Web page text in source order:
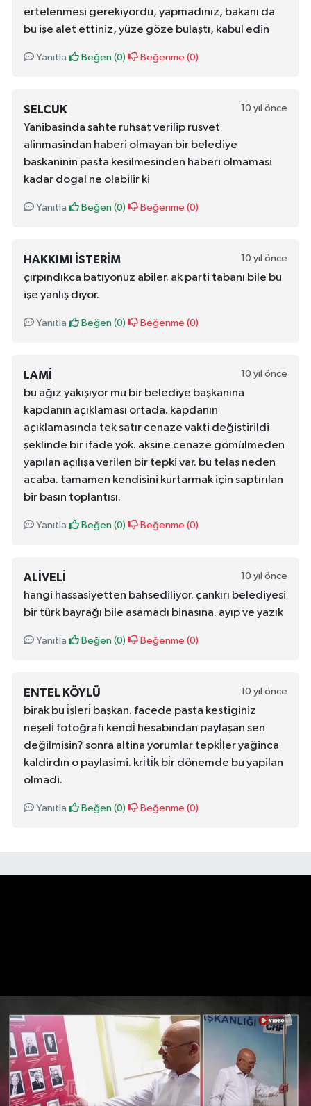
ertelenmesi gerekiyordu, yapmadınız, bakanı da
bu işe alet ettiniz, yüze göze bulaştı, kabul edin
Yanıtla Beğen (0) Beğenme (0)
SELCUK 10 yıl önce
Yanibasinda sahte ruhsat verilip rusvet
alinmasindan haberi olmayan bir belediye
baskaninin pasta kesilmesinden haberi olmamasi
kadar dogal ne olabilir ki
Yanıtla Beğen (0) Beğenme (0)
HAKKIMI ISTERIM 10 yıl önce
çırpındıkca batıyonuz abiler. ak parti tabanı bile bu
işe yanlış diyor.
Yanıtla Beğen (0) Beğenme (0)
LAMI 10 yıl önce
bu ağız yakışıyor mu bir belediye başkanına
kapdanın açıklaması ortada. kapdanın
açıklamasında tek satır cenaze vakti değiştirildi
şeklinde bir ifade yok. aksine cenaze gömülmeden
yapılan açılışa verilen bir tepki var. bu telaş neden
acaba. tamamen kendisini kurtarmak için saptırılan
bir basın toplantısı.
Yanıtla Beğen (0) Beğenme (0)
ALIVELI 10 yıl önce
hangi hassasiyetten bahsediliyor. çankırı belediyesi
bir türk bayrağı bile asamadı binasına. ayıp ve yazık
Yanıtla Beğen (0) Beğenme (0)
ENTEL KÖYLÜ 10 yıl önce
birak bu i̇şleri̇ başkan. facede pasta kestiginiz
neşeli̇ fotoğrafi kendi̇ hesabindan paylaşan sen
değilmisin? sonra altina yorumlar tepki̇ler yağinca
kaldirdın o paylasimi. kri̇ti̇k bi̇r dönemde bu yapilan
olmadi.
Yanıtla Beğen (0) Beğenme (0)